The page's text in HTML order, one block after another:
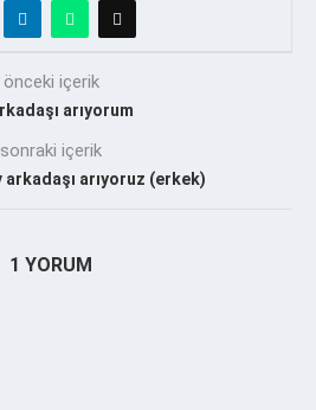
önceki içerik
arıyorum
sonraki içerik
arkadaşı arıyoruz (erkek)
1 YORUM